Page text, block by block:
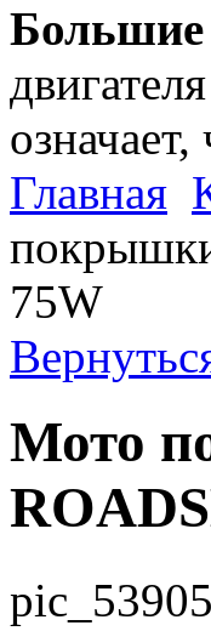
Большие
Главная
75W
Мото